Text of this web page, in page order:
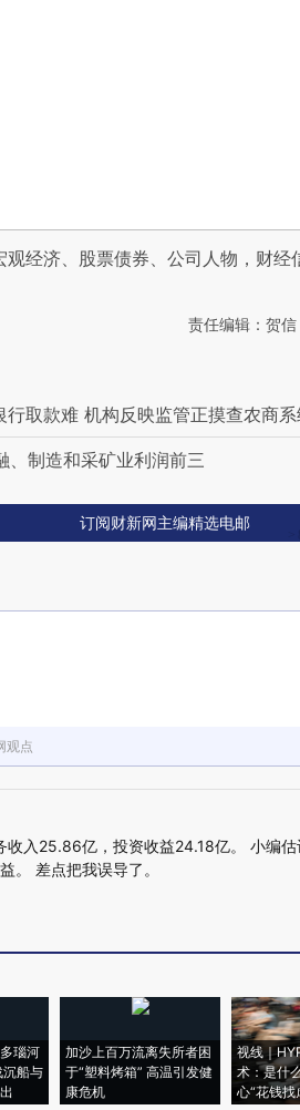
观经济、股票债券、公司人物，财经
责任编辑：贺
取款难 机构反映监管正摸查农商
制造和采矿业利润前三
订阅财新网主编精选电邮
观点
收入25.86亿，投资收益24.18亿。 小编
。 差点把我误导了。
瑙河
沉船与
加沙上百万流离失所者困
于“塑料烤箱” 高温引发健
康危机
视线｜
术：是什
心“花钱找